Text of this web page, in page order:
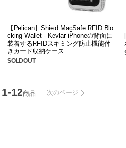
【Pelican】Shield MagSafe RFID Blo
cking Wallet - Kevlar iPhoneの背面に
装着するRFIDスキミング防止機能付
きカード収納ケース
SOLDOUT
1-12商品 次のページ